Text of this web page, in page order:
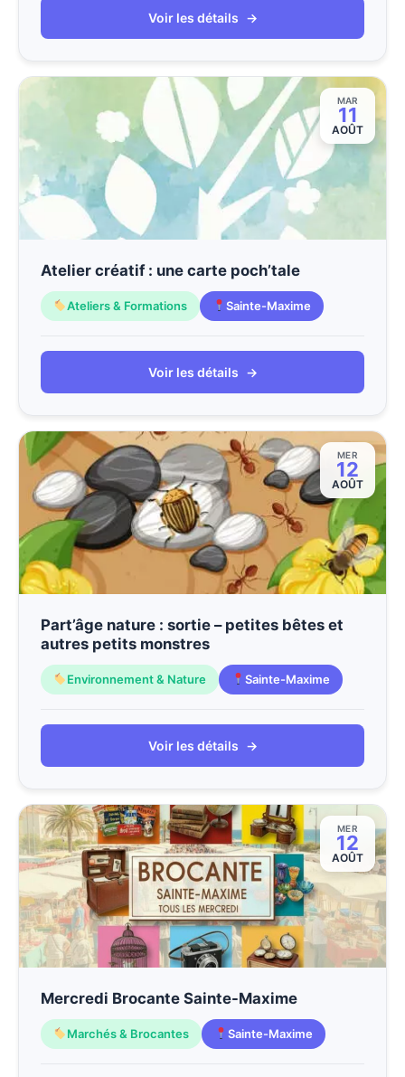
Voir les détails →
MAR
11
AOÛT
Atelier créatif : une carte poch’tale
Ateliers & Formations Sainte-Maxime
Voir les détails →
MER
12
AOÛT
Part’âge nature : sortie – petites bêtes et
autres petits monstres
Environnement & Nature Sainte-Maxime
Voir les détails →
MER
12
AOÛT
Mercredi Brocante Sainte-Maxime
Marchés & Brocantes Sainte-Maxime